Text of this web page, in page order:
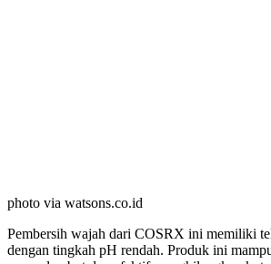
photo via watsons.co.id
Pembersih wajah dari COSRX ini memiliki
dengan tingkah pH rendah. Produk ini